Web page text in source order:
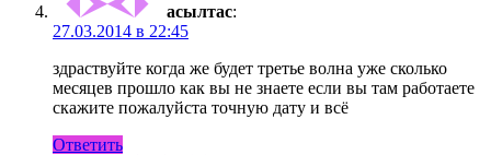
асылтас:
27.03.2014 в 22:45
здраствуйте когда же будет третье волна уже сколько
месяцев прошло как вы не знаете если вы там работаете
скажите пожалуйста точную дату и всё
Ответить